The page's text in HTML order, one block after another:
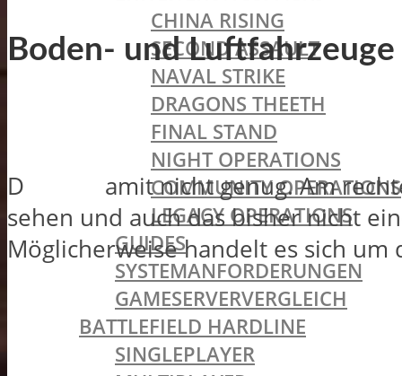
CHINA RISING
SECOND ASSAULT
NAVAL STRIKE
DRAGONS THEETH
FINAL STAND
NIGHT OPERATIONS
COMMUNITY OPERATIONS
LEGACY OPERATIONS
GUIDES
SYSTEMANFORDERUNGEN
GAMESERVERVERGLEICH
BATTLEFIELD HARDLINE
SINGLEPLAYER
Boden- und
D
amit nicht genug. Am
sehen und auch das bisher nicht
Möglicherweise handelt es sich um